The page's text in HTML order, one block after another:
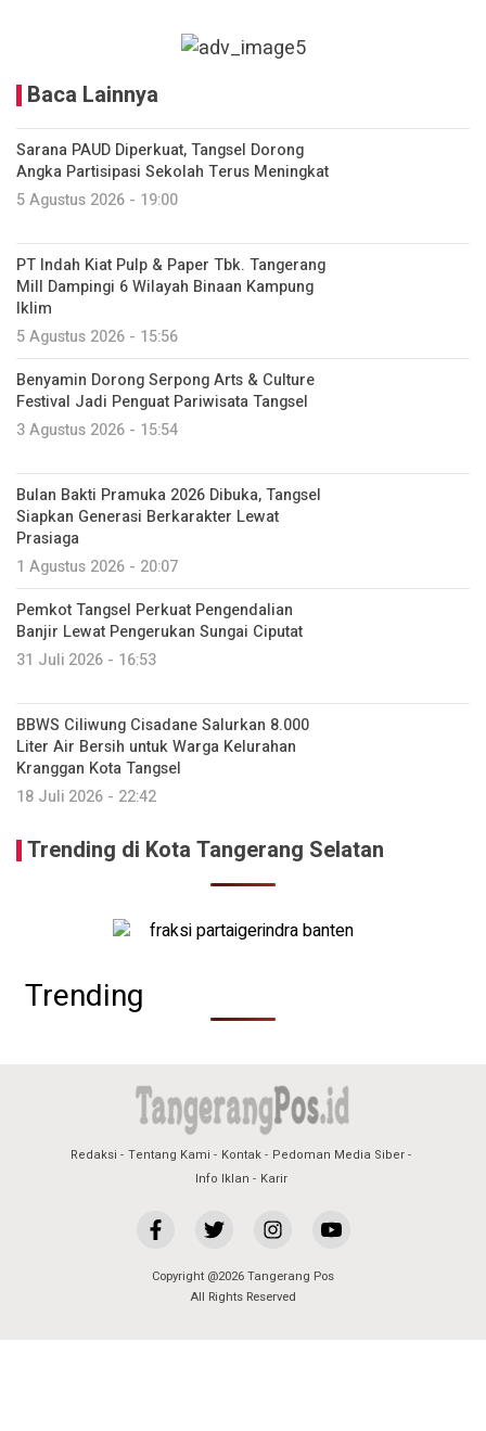
Baca Lainnya
Sarana PAUD Diperkuat, Tangsel Dorong
Angka Partisipasi Sekolah Terus Meningkat
5 Agustus 2026 - 19:00
PT Indah Kiat Pulp & Paper Tbk. Tangerang
Mill Dampingi 6 Wilayah Binaan Kampung
Iklim
5 Agustus 2026 - 15:56
Benyamin Dorong Serpong Arts & Culture
Festival Jadi Penguat Pariwisata Tangsel
3 Agustus 2026 - 15:54
Bulan Bakti Pramuka 2026 Dibuka, Tangsel
Siapkan Generasi Berkarakter Lewat
Prasiaga
1 Agustus 2026 - 20:07
Pemkot Tangsel Perkuat Pengendalian
Banjir Lewat Pengerukan Sungai Ciputat
31 Juli 2026 - 16:53
BBWS Ciliwung Cisadane Salurkan 8.000
Liter Air Bersih untuk Warga Kelurahan
Kranggan Kota Tangsel
18 Juli 2026 - 22:42
Trending di Kota Tangerang Selatan
Trending
Redaksi Tentang Kami Kontak
Pedoman Media Siber
Info Iklan
Karir
Copyright @2026 Tangerang Pos
All Rights Reserved